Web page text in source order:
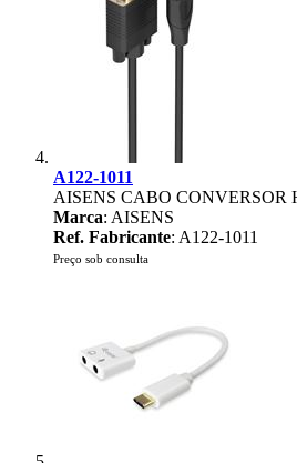
A122-1011
AISENS CABO CONVERSOR
Marca: AISENS
Ref. Fabricante: A122-1011
Preço sob consulta